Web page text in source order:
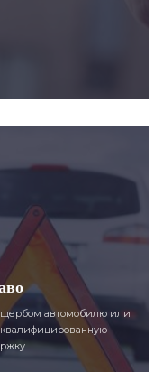
автомобилю или